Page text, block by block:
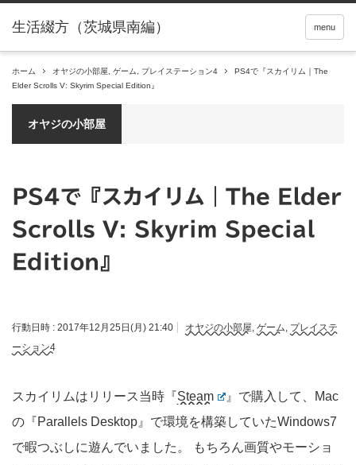
menu
ホーム オヤジの小部屋 ゲーム プレイステーション4
PS4で『スカイリム｜The
Elder Scrolls V: Skyrim Special Edition』
オヤジの小部屋
PS4で『スカイリム｜The Elder
Scrolls V: Skyrim Special
Edition』
行動日時 : 2017年12月25日(月) 21:40 オヤジの小部屋, ゲーム, プレイステ
ーション4
スカイリムはリリース当時『Steam
』で購入して、Mac
の『Parallels Desktop』で環境を構築していたWindows7
で暇つぶしに遊んでいました。 もちろん画質やモーショ